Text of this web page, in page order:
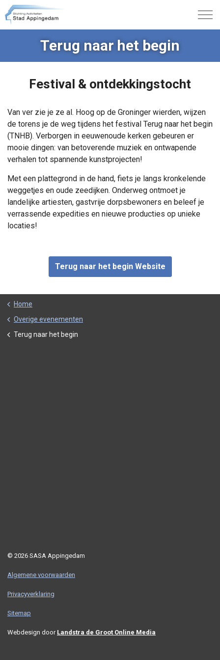
Terug naar het begin
Festival & ontdekkingstocht
Van ver zie je ze al. Hoog op de Groninger wierden, wijzen
de torens je de weg tijdens het festival Terug naar het begin
(TNHB). Verborgen in eeuwenoude kerken gebeuren er
mooie dingen: van betoverende muziek en ontwapende
verhalen tot spannende kunstprojecten!
Met een plattegrond in de hand, fiets je langs kronkelende
weggetjes en oude zeedijken. Onderweg ontmoet je
landelijke artiesten, gastvrije dorpsbewoners en beleef je
verrassende expedities en nieuwe producties op unieke
locaties!
Terug naar het begin Website
Home
Overige evenementen
Terug naar het begin
© 2026 SASA Appingedam
Algemene voorwaarden
Privacyverklaring
Sitemap
Webdesign door Landstra de Groot Online Media